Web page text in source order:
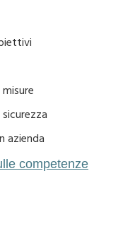
azienda
competenze